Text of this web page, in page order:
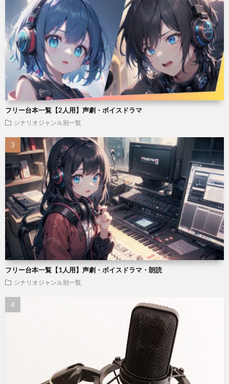
フリー台本一覧【2人用】声劇・ボイスドラマ
シナリオジャンル別一覧
フリー台本一覧【1人用】声劇・ボイスドラマ・朗読
シナリオジャンル別一覧